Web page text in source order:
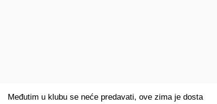
Međutim u klubu se neće predavati, ove zima je dosta